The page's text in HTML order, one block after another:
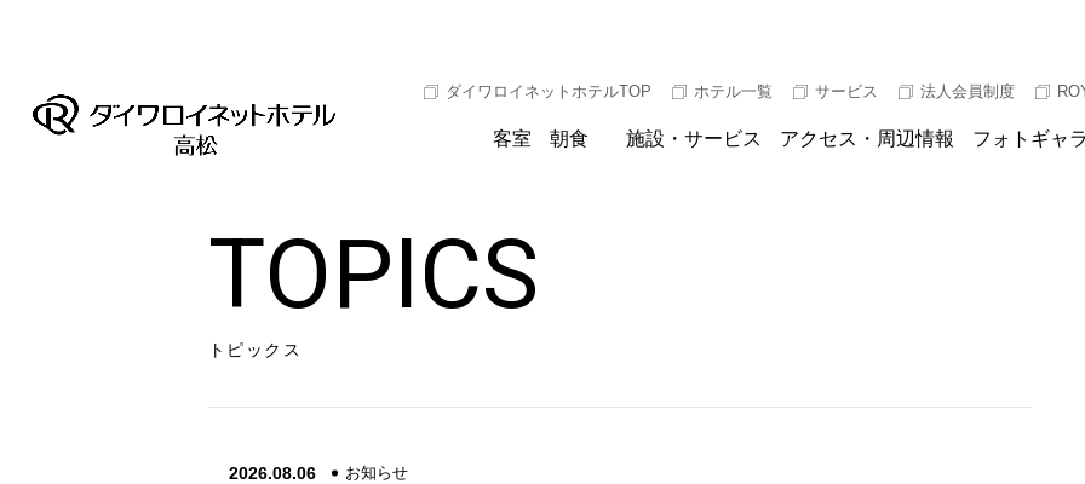
ダイワロイネットホテルTOP ホテル一覧 サービス 法人会員制度
客室 朝食 施設・サービス アクセス・周辺情報 フォトギャ
TOPICS
トピックス
2026.08.06 お知らせ